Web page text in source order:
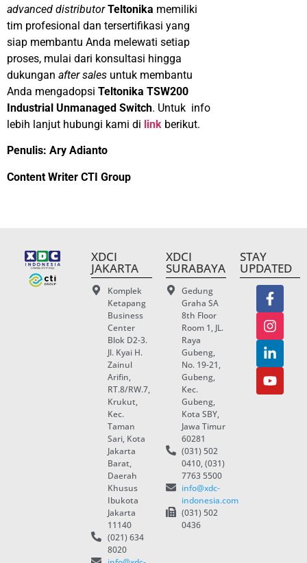
advanced distributorTeltonika memiliki
tim profesional dan tersertifikasi yang
siap membantu Anda melewati setiap
proses, mulai dari konsultasi hingga
dukungan after sales untuk membantu
Anda mengadopsi Teltonika TSW200
Industrial Unmanaged Switch. Untuk info
lebih lanjut hubungi kami di link berikut.
Penulis: Ary Adianto
Content Writer CTI Group
XDCI
JAKARTA
Komplek
Ketapang
Business
Center
Blok D2-3.
Jl. Kyai H.
Zainul
Arifin,
RT.8/RW.7,
Krukut,
Kec.
Taman
Sari, Kota
Jakarta
Barat,
Daerah
Khusus
Ibukota
Jakarta
11140
(021) 634
8020
XDCI
SURABAYA
Gedung
Graha SA
8th Floor
Room 1, JL.
Raya
Gubeng,
No. 19-21,
Gubeng,
Kec.
Gubeng,
Kota SBY,
Jawa Timur
60281
(031) 502
0410, (031)
7763 5500
info@xdc-
indonesia.com
(031) 502
0436
STAY
UPDATED